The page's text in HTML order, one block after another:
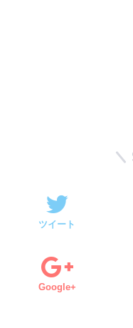
ツイート
Google+